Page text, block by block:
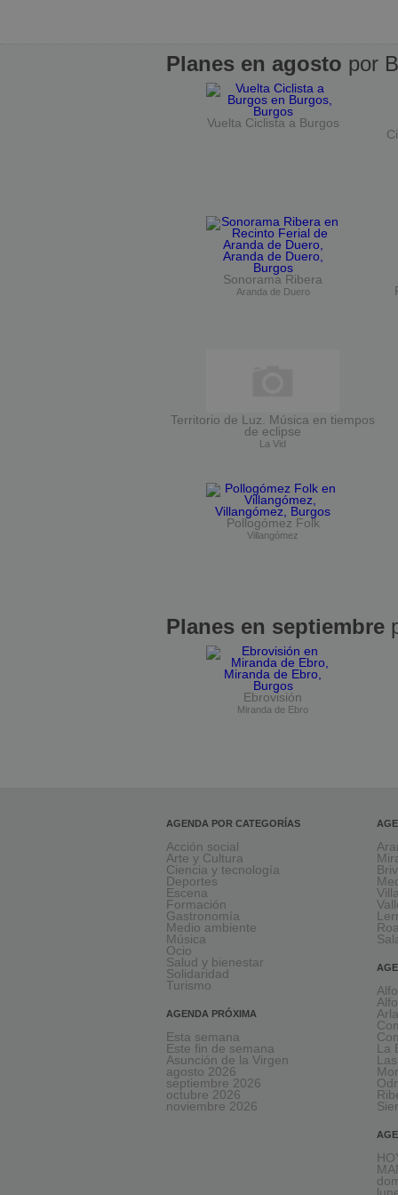
Planes en agosto por
Vuelta Ciclista a Burgos
Sonorama Ribera
Aranda de Duero
Territorio de Luz. Música en tiempos
de eclipse
La Vid
Pollogómez Folk
Villangómez
Planes en septiembre
Ebrovisión
Miranda de Ebro
AGENDA POR CATEGORÍAS
Acción social
Arte y Cultura
Ciencia y tecnología
Deportes
Escena
Formación
Gastronomía
Medio ambiente
Música
Ocio
Salud y bienestar
Solidaridad
Turismo
AGENDA PRÓXIMA
Esta semana
Este fin de semana
Asunción de la Virgen
agosto 2026
septiembre 2026
octubre 2026
noviembre 2026
La